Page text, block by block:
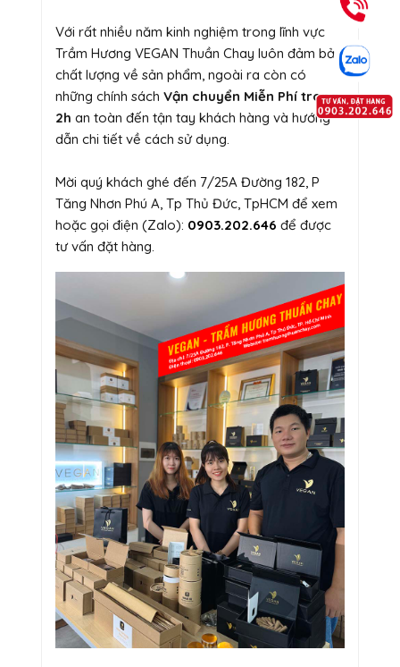
Với rất nhiều năm kinh nghiệm trong lĩnh vực
Trầm Hương VEGAN Thuần Chay luôn đảm bảo
chất lượng về sản phẩm, ngoài ra còn có
những chính sách Vận chuyển Miễn Phí trong
2h an toàn đến tận tay khách hàng và hướng
dẫn chi tiết về cách sử dụng.
Mời quý khách ghé đến 7/25A Đường 182, P
Tăng Nhơn Phú A, Tp Thủ Đức, TpHCM để xem
hoặc gọi điện (Zalo): 0903.202.646 để được
tư vấn đặt hàng.